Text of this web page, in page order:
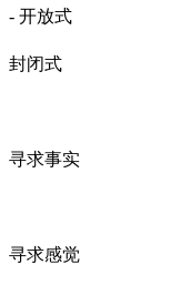
- 开放式
封闭式
寻求事实
寻求感觉